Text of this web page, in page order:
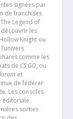
signées par
de franchises
Legend of
découvrir les
Knight ou
comme les
de CS:GO, ou
et
de fédérer
Les consoles
éditoriale.
sorties